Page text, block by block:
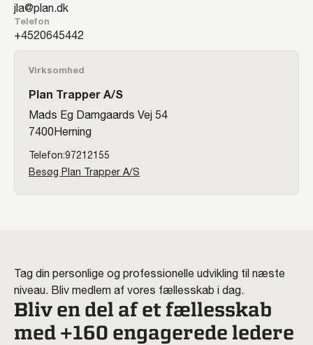
jla@plan.dk
Telefon
20645442
Virksomhed
Plan Trapper A/S
Mads Eg Damgaards Vej 54
7400Herning
97212155
Besøg Plan Trapper A/S
Tag din personlige og professionelle udvikling til næste
niveau. Bliv medlem af vores fællesskab i dag.
Bliv en del af et fællesskab
med +160 engagerede ledere